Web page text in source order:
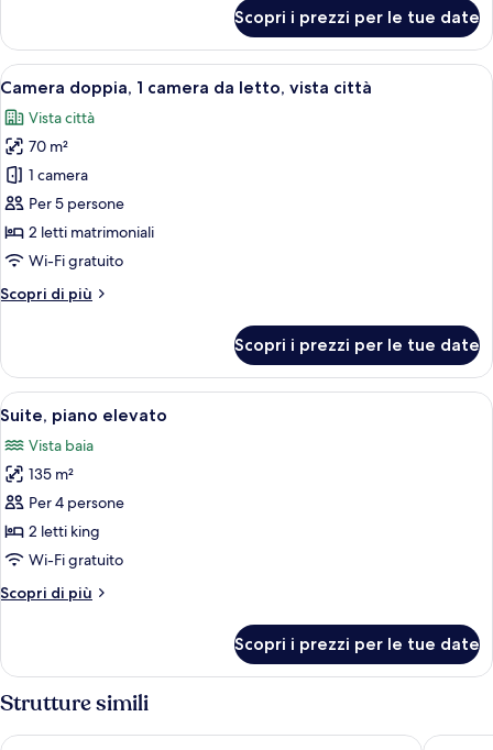
accessibile
ai
disabili
Scopri i prezzi per le tue date
Apri
tutte
le
foto
per
Camera
doppia,
1
camera
da
città
Camera d'albergo con due letti, una
4
Camera doppia, 1 camera da letto, vista città
Vista città
70 m²
1 camera
Per 5 persone
2 letti matrimoniali
Wi-Fi gratuito
Scopri di più
Altri
doppia,
camera
letto,
vista
città
Scopri i prezzi per le tue date
Apri
tutte
le
foto
per
Suite,
piano
Un balcone moderno con ringhiere
9
Suite, piano elevato
Vista baia
135 m²
Per 4 persone
2 letti king
Wi-Fi gratuito
Scopri di più
Altri
piano
elevato
Scopri i prezzi per le tue date
Strutture simili
Moxy Miami South Beach